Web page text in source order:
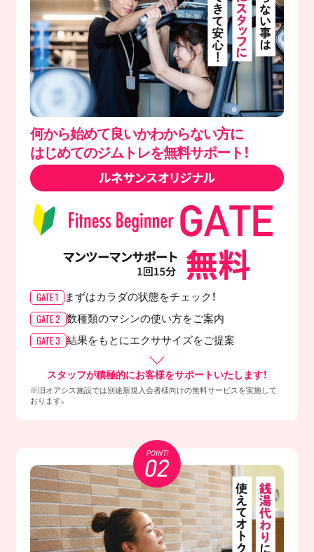
何から始めて良いかわからない方に
はじめてのジムトレを無料サポート！
GATE 1 まずはカラダの状態をチェック！
GATE 2 数種類のマシンの使い方をご案内
GATE 3 結果をもとにエクササイズをご提案
スタッフが積極的にお客様をサポートいたします！
※旧オアシス施設では別途新規入会者様向けの無料サービスを実施して
おります。